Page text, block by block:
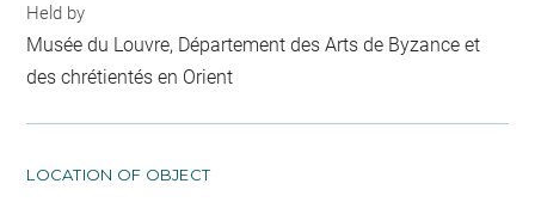
Held by
Musée du Louvre, Département des Arts de Byzance et
des chrétientés en Orient
LOCATION OF OBJECT